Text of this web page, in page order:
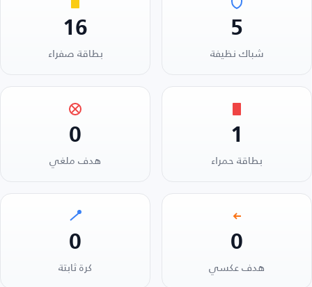
5
شباك نظيفة
16
بطاقة صفراء
1
بطاقة حمراء
0
هدف ملغي
0
هدف عكسي
0
كرة ثابتة